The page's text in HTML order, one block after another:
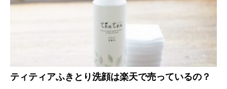
ティティアふきとり洗顔は楽天で売っているの？